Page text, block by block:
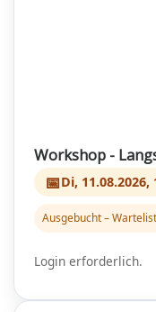
Workshop -
📅Di, 11.08.2026,
Ausgebucht –
Login erforderlich.